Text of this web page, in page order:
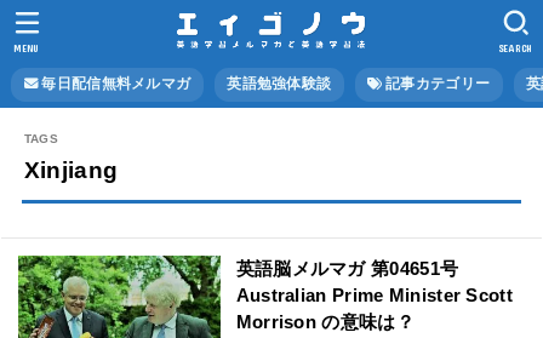
毎日配信無料メルマガ 英語勉強体験談 記事カテゴリー
SEARCH
MENU
Xinjiang
英語脳メルマガ 第04651号
Australian Prime Minister Scott
Morrison の意味は？